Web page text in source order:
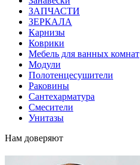
ЗАПЧАСТИ
ЗЕРКАЛА
Карнизы
Коврики
Мебель для ванных комнат
Модули
Полотенцесушители
Раковины
Сантехарматура
Смесители
Унитазы
Нам доверяют